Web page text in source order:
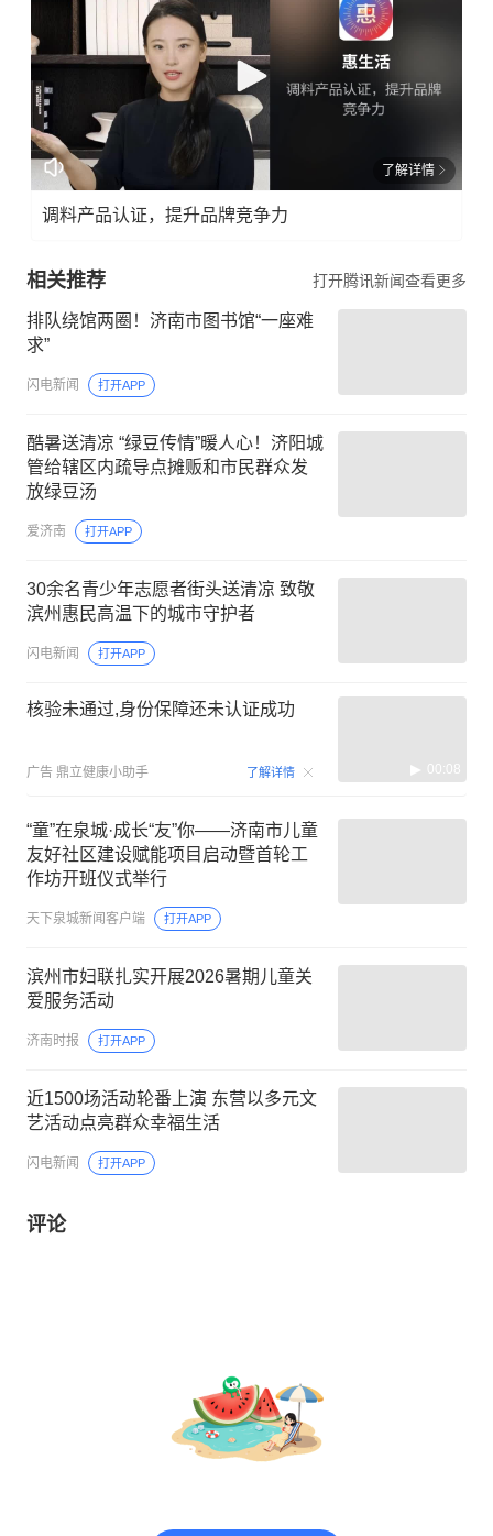
了解详情
调料产品认证，提升品牌竞争力
相关推荐 打开腾讯新闻查看更多
排队绕馆两圈！济南市图书馆“一座难
求”
闪电新闻 打开APP
酷暑送清凉 “绿豆传情”暖人心！济阳城
管给辖区内疏导点摊贩和市民群众发
放绿豆汤
爱济南 打开APP
30余名青少年志愿者街头送清凉 致敬
滨州惠民高温下的城市守护者
闪电新闻 打开APP
核验未通过,身份保障还未认证成功
广告 鼎立健康小助手 了解详情 00:08
“童”在泉城·成长“友”你——济南市儿童
友好社区建设赋能项目启动暨首轮工
作坊开班仪式举行
天下泉城新闻客户端 打开APP
滨州市妇联扎实开展2026暑期儿童关
爱服务活动
济南时报 打开APP
近1500场活动轮番上演 东营以多元文
艺活动点亮群众幸福生活
闪电新闻 打开APP
评论